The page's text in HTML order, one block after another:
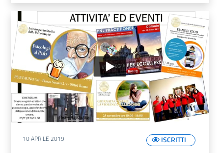
ISCRITTI
10 APRILE 2019